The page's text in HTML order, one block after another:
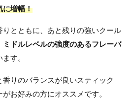
に増幅！
とともに、あと残りの強いクール
ミドルレベルの強度のあるフレーバ
す。
りのバランスが良いスティック
お好みの方にオススメです。